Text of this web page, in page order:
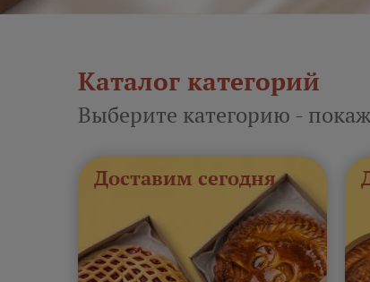
Каталог категорий
Выберите категорию -
Доставим сегодня